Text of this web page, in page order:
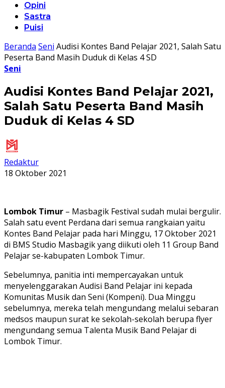
Opini
Sastra
Puisi
Beranda Seni Audisi Kontes Band Pelajar 2021, Salah Satu
Peserta Band Masih Duduk di Kelas 4 SD
Seni
Audisi Kontes Band Pelajar 2021,
Salah Satu Peserta Band Masih
Duduk di Kelas 4 SD
Redaktur
18 Oktober 2021
Lombok Timur – Masbagik Festival sudah mulai bergulir.
Salah satu event Perdana dari semua rangkaian yaitu
Kontes Band Pelajar pada hari Minggu, 17 Oktober 2021
di BMS Studio Masbagik yang diikuti oleh 11 Group Band
Pelajar se-kabupaten Lombok Timur.
Sebelumnya, panitia inti mempercayakan untuk
menyelenggarakan Audisi Band Pelajar ini kepada
Komunitas Musik dan Seni (Kompeni). Dua Minggu
sebelumnya, mereka telah mengundang melalui sebaran
medsos maupun surat ke sekolah-sekolah berupa flyer
mengundang semua Talenta Musik Band Pelajar di
Lombok Timur.